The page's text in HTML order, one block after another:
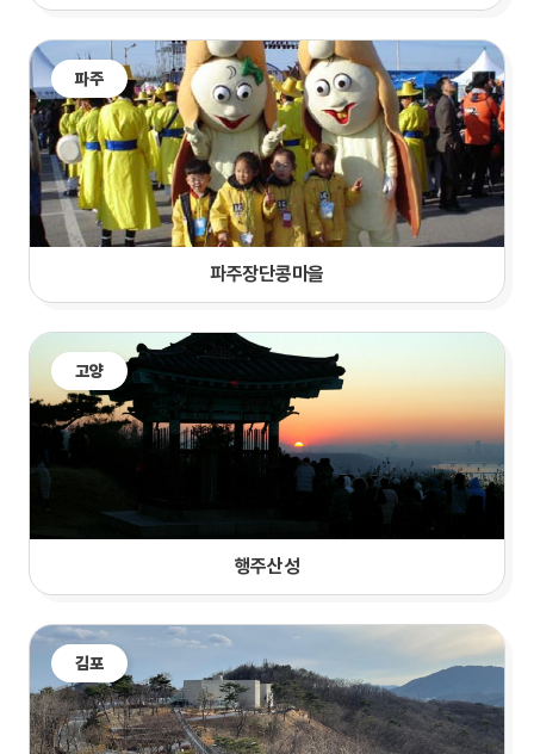
파주
파주장단콩마을
고양
행주산성
김포